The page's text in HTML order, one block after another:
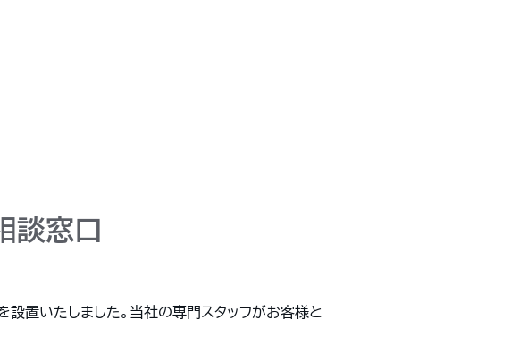
談窓口
置いたしました。当社の専門スタッフがお客様と